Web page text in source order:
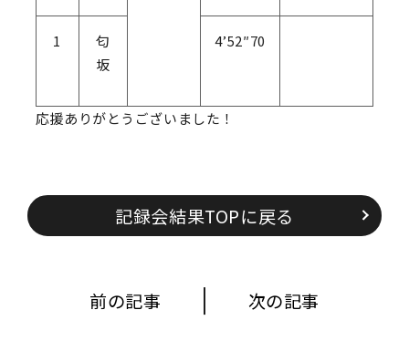
1
匂
坂
4’52″70
応援ありがとうございました！
記録会結果TOPに戻る
前の記事 次の記事